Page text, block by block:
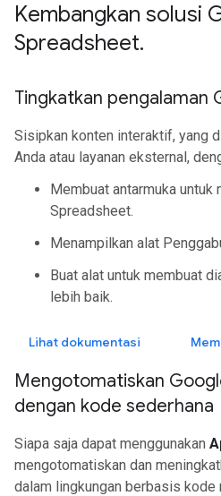
Kembangkan solusi
Spreadsheet.
Tingkatkan pengalaman
Sisipkan konten interaktif, yang
Anda atau layanan eksternal,
Membuat antarmuka
Spreadsheet.
Menampilkan alat
Buat alat untuk membuat
lebih baik.
Lihat dokumentasi
Mengotomatiskan
dengan kode sederhana
Siapa saja dapat menggunakan
mengotomatiskan dan
dalam lingkungan berbasis kode